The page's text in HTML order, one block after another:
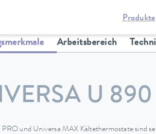
Produkte
Kältethermostate
U
PRO und Universa MAX Kältethermostate sind
Arbeitsbereich